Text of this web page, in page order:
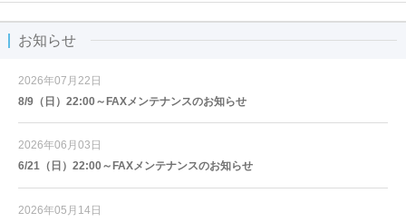
お知らせ
2026年07月22日
8/9（日）22:00～FAXメンテナンスのお知らせ
2026年06月03日
6/21（日）22:00～FAXメンテナンスのお知らせ
2026年05月14日